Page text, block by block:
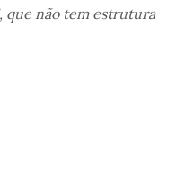
que não tem estrutura